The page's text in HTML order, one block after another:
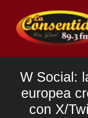
contenido
W Social:
europea
con X/